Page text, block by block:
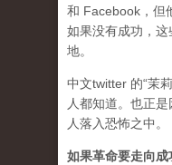
和 Facebook，但
如果没有成功，
地。
中文twitter 的“茉
人都知道。也正
人落入恐怖之中。
如果革命要走向成